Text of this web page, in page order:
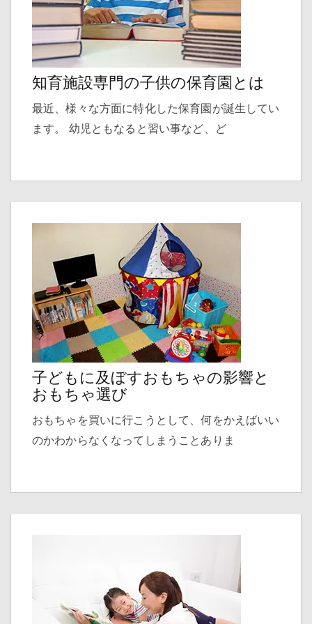
知育施設専門の子供の保育園とは
最近、様々な方面に特化した保育園が誕生してい
ます。 幼児ともなると習い事など、ど
子どもに及ぼすおもちゃの影響と
おもちゃ選び
おもちゃを買いに行こうとして、何をかえばいい
のかわからなくなってしまうことありま